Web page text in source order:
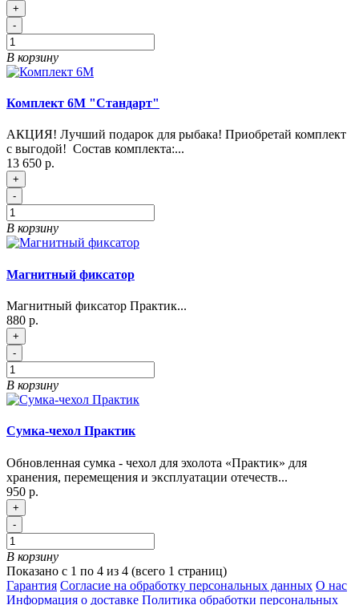
+
-
В корзину
Комплект 6М "Стандарт"
АКЦИЯ! Лучший подарок для рыбака! Приобретай комплект
с выгодой! Состав комплекта:...
13 650 р.
+
-
В корзину
Магнитный фиксатор
Магнитный фиксатор Практик...
880 р.
+
-
В корзину
Сумка-чехол Практик
Обновленная сумка - чехол для эхолота «Практик» для
хранения, перемещения и эксплуатации отечеств...
950 р.
+
-
В корзину
Показано с 1 по 4 из 4 (всего 1 страниц)
Гарантия Согласие на обработку персональных данных О нас
Информация о доставке Политика обработки персональных